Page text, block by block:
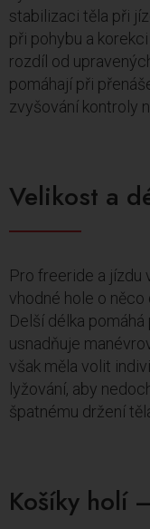
stabilizaci těla při
při pohybu a
rozdíl od
pomáhají při
zvyšování kontroly
Velikost a
Pro freeride a jízdu
vhodné hole o
Delší délka
usnadňuje
však měla volit
lyžování, aby
špatnému držení
Košíky holí